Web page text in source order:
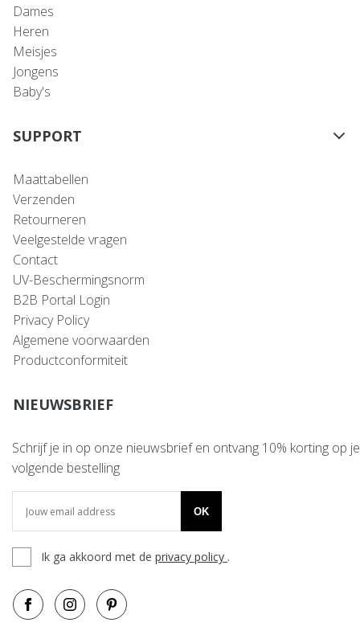
Dames
Heren
Meisjes
Jongens
Baby's
SUPPORT
Maattabellen
Verzenden
Retourneren
Veelgestelde vragen
Contact
UV-Beschermingsnorm
B2B Portal Login
Privacy Policy
Algemene voorwaarden
Productconformiteit
NIEUWSBRIEF
Schrijf je in op onze nieuwsbrief en ontvang 10% korting op je
volgende bestelling
OK
Ik ga akkoord met de privacy policy .